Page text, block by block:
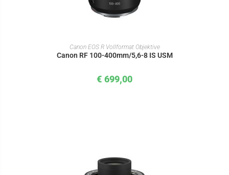
IN DEN WARENKORB
Canon EOS R Vollformat Objektive
Canon RF 100-400mm/5,6-8 IS USM
€ 699,00